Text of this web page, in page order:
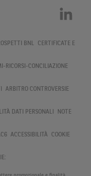
BNL CERTIFICATE E
RICORSI-CONCILIAZIONE
ARBITRO CONTROVERSIE
DATI PERSONALI NOTE
ACCESSIBILITÀ COOKIE